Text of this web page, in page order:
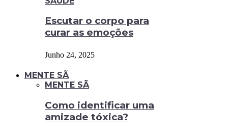
Escutar o corpo para
curar as emoções
Junho 24, 2025
MENTE SÃ
MENTE SÃ
Como identificar uma
amizade tóxica?